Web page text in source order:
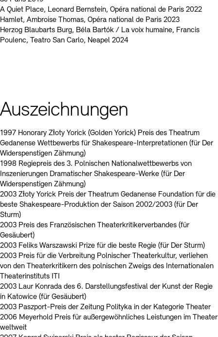
A Quiet Place, Leonard Bernstein, Opéra national de Paris 2022
Hamlet, Ambroise Thomas, Opéra national de Paris 2023
Herzog Blaubarts Burg, Béla Bartók / La voix humaine, Francis
Poulenc, Teatro San Carlo, Neapel 2024
Auszeichnungen
1997 Honorary Zƚoty Yorick (Golden Yorick) Preis des Theatrum
Gedanense Wettbewerbs für Shakespeare-Interpretationen (für Der
Widerspenstigen Zähmung)
1998 Regiepreis des 3. Polnischen Nationalwettbewerbs von
Inszenierungen Dramatischer Shakespeare-Werke (für Der
Widerspenstigen Zähmung)
2003 Zƚoty Yorick Preis der Theatrum Gedanense Foundation für die
beste Shakespeare-Produktion der Saison 2002/2003 (für Der
Sturm)
2003 Preis des Französischen Theaterkritikerverbandes (für
Gesäubert)
2003 Feliks Warszawski Prize für die beste Regie (für Der Sturm)
2003 Preis für die Verbreitung Polnischer Theaterkultur, verliehen
von den Theaterkritikern des polnischen Zweigs des Internationalen
Theaterinstituts ITI
2003 Laur Konrada des 6. Darstellungsfestival der Kunst der Regie
in Katowice (für Gesäubert)
2003 Paszport-Preis der Zeitung Polityka in der Kategorie Theater
2006 Meyerhold Preis für außergewöhnliches Leistungen im Theater
weltweit